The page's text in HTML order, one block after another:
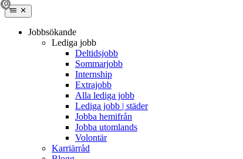
Jobbsökande
Lediga jobb
Deltidsjobb
Sommarjobb
Internship
Extrajobb
Alla lediga jobb
Lediga jobb | städer
Jobba hemifrån
Jobba utomlands
Volontär
Karriärråd